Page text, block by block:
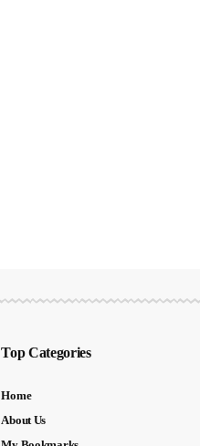
Top Categories
Home
About Us